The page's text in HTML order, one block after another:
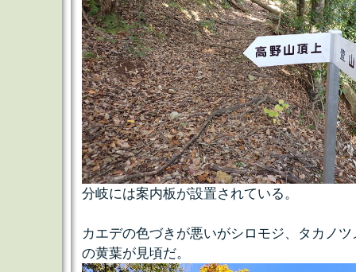
分岐には案内板が設置されている。
カエデの色づきが悪いがシロモジ、タカノ
の黄葉が見頃だ。